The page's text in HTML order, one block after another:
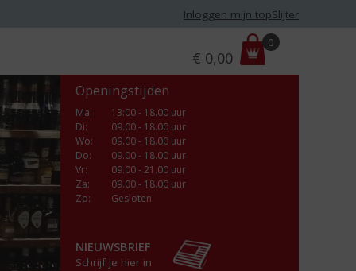
Inloggen mijn topSlijter
r
i
€ 0,00
0
Openingstijden
Ma:
13:00 - 18.00 uur
Di:
09.00 - 18.00 uur
Wo:
09.00 - 18.00 uur
Do:
09.00 - 18.00 uur
Vr:
09.00 - 21.00 uur
Za:
09.00 - 18.00 uur
Zo:
Gesloten
NIEUWSBRIEF
Schrijf je hier in